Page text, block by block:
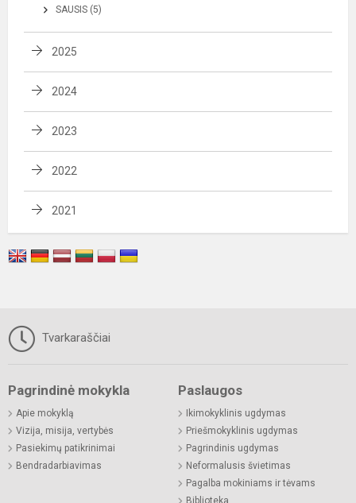
SAUSIS (5)
2025
2024
2023
2022
2021
Tvarkaraščiai
Pagrindinė mokykla
Apie mokyklą
Vizija, misija, vertybės
Pasiekimų patikrinimai
Bendradarbiavimas
Paslaugos
Ikimokyklinis ugdymas
Priešmokyklinis ugdymas
Pagrindinis ugdymas
Neformalusis švietimas
Pagalba mokiniams ir tėvams
Biblioteka